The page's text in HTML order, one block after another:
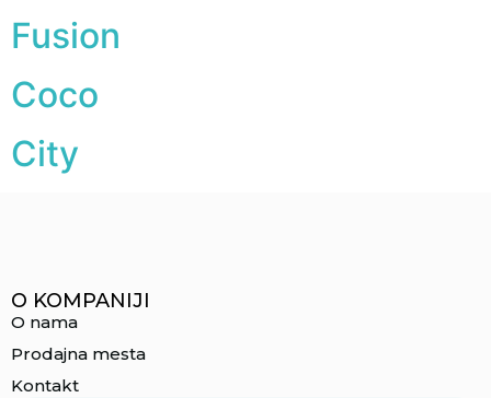
Fusion
Coco
City
O KOMPANIJI
O nama
Prodajna mesta
Kontakt